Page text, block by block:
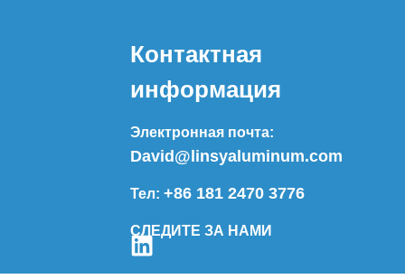
Контактная
информация
Электронная почта:
David@linsyaluminum.com
Тел:+86 181 2470 3776
СЛЕДИТЕ ЗА НАМИ